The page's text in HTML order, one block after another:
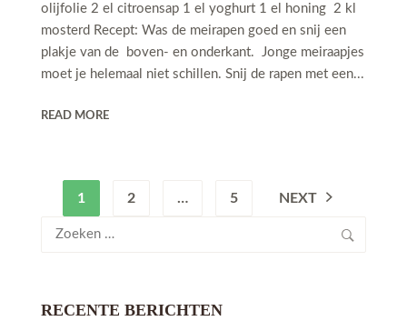
olijfolie 2 el citroensap 1 el yoghurt 1 el honing 2 kl
mosterd Recept: Was de meirapen goed en snij een
plakje van de boven- en onderkant. Jonge meiraapjes
moet je helemaal niet schillen. Snij de rapen met een...
READ MORE
1 2 … 5
NEXT
Zoeken
RECENTE BERICHTEN